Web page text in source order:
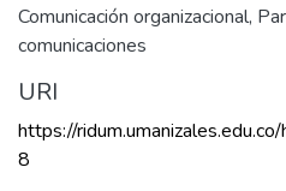
Comunicación organizacional,
comunicaciones
URI
https://
8